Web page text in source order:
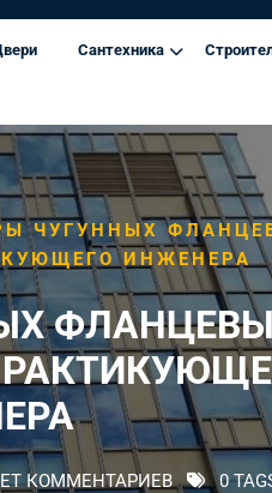
Сантехника
ЧУГУННЫХ
ИНЖЕНЕРА
КОММЕНТАРИЕВ 0